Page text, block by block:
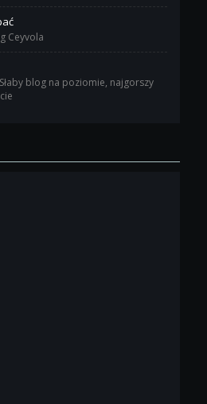
Ceyvola
Słaby blog na poziomie, najgorszy